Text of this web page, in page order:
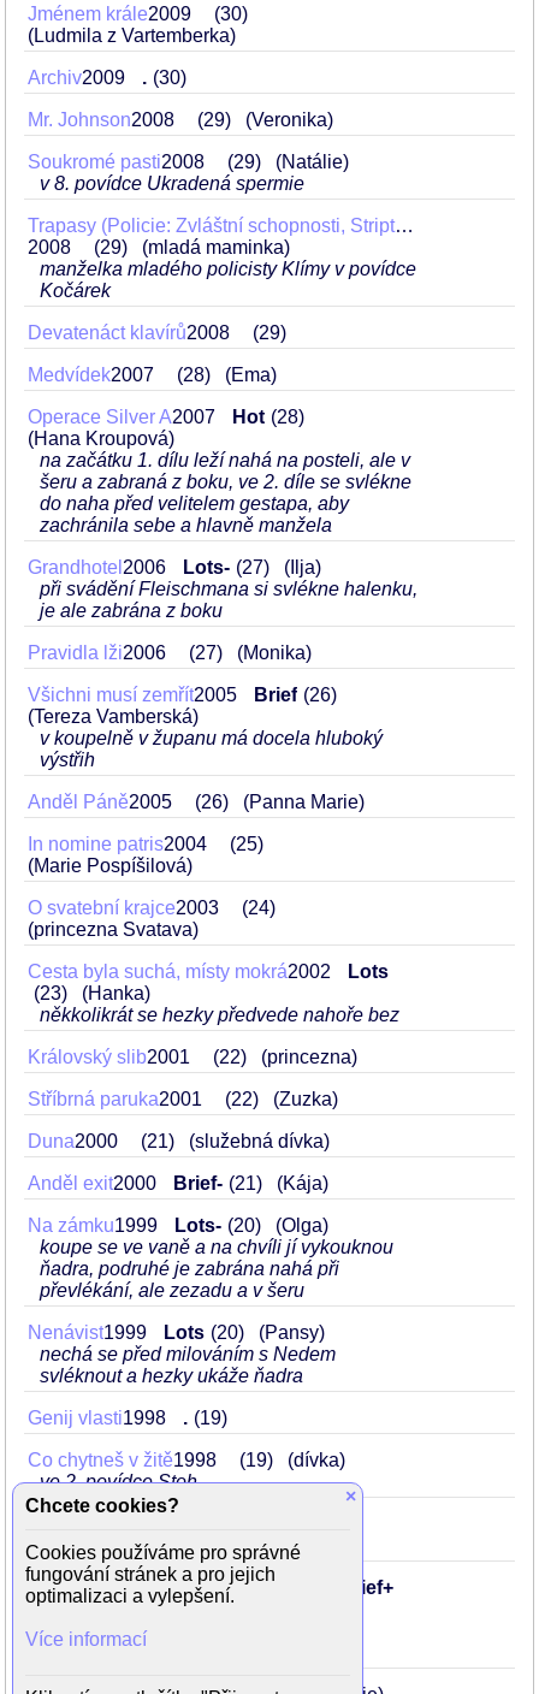
Jménem krále2009
30
(Ludmila z Vartemberka)
Archiv2009 . 30
Mr. Johnson2008 29 (Veronika)
Soukromé pasti2008 29
(Natálie)
v 8. povídce Ukradená spermie
Trapasy (Policie: Zvláštní schopnosti, Striptýz, Kočárek)
2008
29
(mladá maminka)
manželka mladého policisty Klímy v povídce
Kočárek
Devatenáct klavírů2008 29
Medvídek2007 28 (Ema)
Operace Silver A2007 Hot
28
(Hana Kroupová)
na začátku 1. dílu leží nahá na posteli, ale v
šeru a zabraná z boku, ve 2. díle se svlékne
do naha před velitelem gestapa, aby
zachránila sebe a hlavně manžela
Grandhotel 2006 Lots- 27
(Ilja)
při svádění Fleischmana si svlékne halenku,
je ale zabrána z boku
Pravidla lži2006 27 (Monika)
Všichni musí zemřít2005 Brief
26
(Tereza Vamberská)
v koupelně v županu má docela hluboký
výstřih
Anděl Páně2005 26 (Panna Marie)
In nomine patris2004
25
(Marie Pospíšilová)
O svatební krajce2003
24
(princezna Svatava)
Cesta byla suchá, místy mokrá2002
Lots
23
(Hanka)
někkolikrát se hezky předvede nahoře bez
Královský slib2001 22 (princezna)
Stříbrná paruka2001 22 (Zuzka)
Duna2000 21 (služebná dívka)
Anděl exit2000 Brief- 21 (Kája)
Na zámku1999 Lots- 20
(Olga)
koupe se ve vaně a na chvíli jí vykouknou
ňadra, podruhé je zabrána nahá při
převlékání, ale zezadu a v šeru
Nenávist1999 Lots 20
(Pansy)
nechá se před milováním s Nedem
svléknout a hezky ukáže ňadra
Genij vlasti1998 . 19
Co chytneš v žitě1998 19
(dívka)
ve 2. povídce Stoh
(Naďa)
Nejasná zpráva o konci světa
Brief+
18
(Veronika)
párkrát sice ukáže ňadra, ale většinou
zdálky
×
Chcete cookies?
Cookies používáme pro správné
fungování stránek a pro jejich
optimalizaci a vylepšení.
Více informací